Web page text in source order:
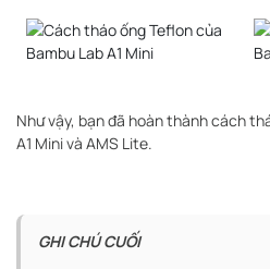
Như vậy, bạn đã hoàn thành cách
A1 Mini và AMS Lite.
GHI CHÚ CUỐI